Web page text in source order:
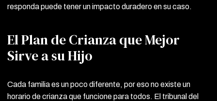
responda puede tener un impacto duradero en su caso.
El Plan de Crianza que Mejor
Sirve a su Hijo
Cada familia es un poco diferente, por eso no existe un
horario de crianza que funcione para todos. El tribunal del